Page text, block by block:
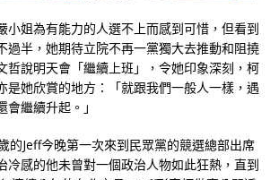
小姐為有能力的人選不上而感到可惜，但看到
過半，她期待立院不再一黨獨大去推動和阻撓
哲說明天會「繼續上班」，令她印象深刻，柯
是她欣賞的地方：「就跟我們一般人一樣，遇
繼續升起。」
的Jeff今晚第一次來到民眾黨的競選總部出席
冷感的他未曾對一個政治人物如此狂熱，直到